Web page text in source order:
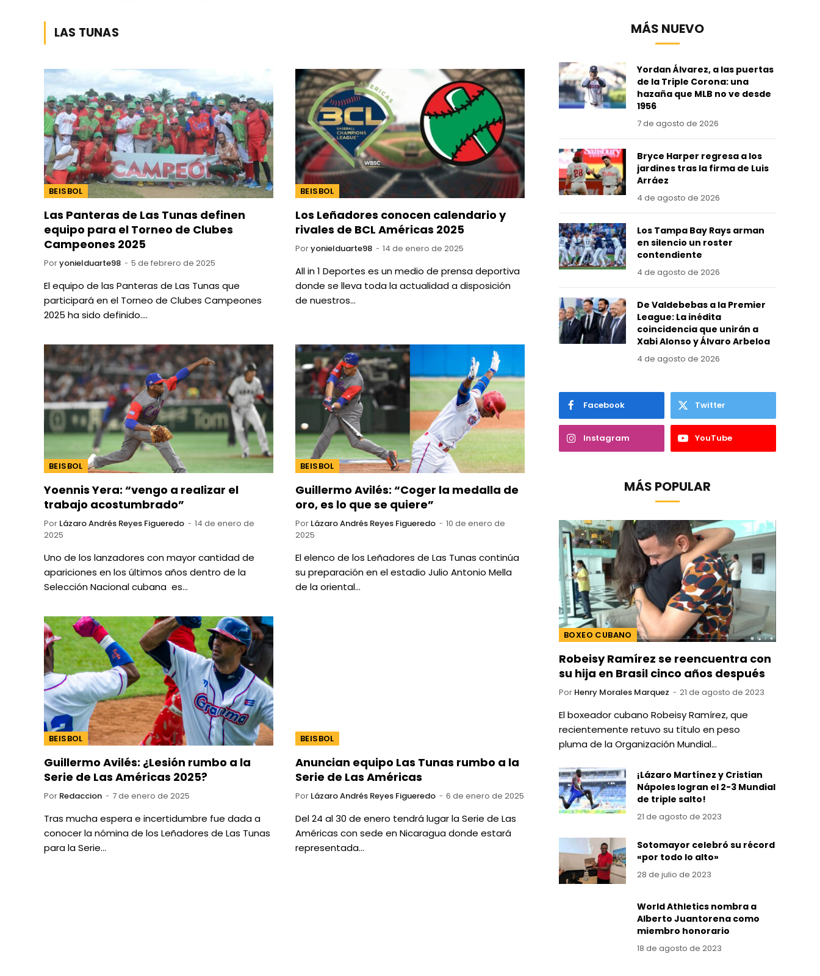
LAS TUNAS
BEISBOL
Las Panteras de Las Tunas definen
equipo para el Torneo de Clubes
Campeones 2025
Poryonielduarte98 5 de febrero de 2025
El equipo de las Panteras de Las Tunas que
participará en el Torneo de Clubes Campeones
2025 ha sido definido.…
BEISBOL
Los Leñadores conocen calendario y
rivales de BCL Américas 2025
Poryonielduarte98 14 de enero de 2025
All in 1 Deportes es un medio de prensa deportiva
donde se lleva toda la actualidad a disposición
de nuestros…
BEISBOL
Yoennis Yera: “vengo a realizar el
trabajo acostumbrado”
Por Lázaro Andrés Reyes Figueredo
14 de enero de
2025
Uno de los lanzadores con mayor cantidad de
apariciones en los últimos años dentro de la
Selección Nacional cubana es…
BEISBOL
Guillermo Avilés: “Coger la medalla de
oro, es lo que se quiere”
Por Lázaro Andrés Reyes Figueredo
10 de enero de
2025
El elenco de los Leñadores de Las Tunas continúa
su preparación en el estadio Julio Antonio Mella
de la oriental…
BEISBOL
Guillermo Avilés: ¿Lesión rumbo a la
Serie de Las Américas 2025?
Por Redaccion 7 de enero de 2025
Tras mucha espera e incertidumbre fue dada a
conocer la nómina de los Leñadores de Las Tunas
para la Serie…
BEISBOL
Anuncian equipo Las Tunas rumbo a la
Serie de Las Américas
Por Lázaro Andrés Reyes Figueredo 6 de enero de 2025
Del 24 al 30 de enero tendrá lugar la Serie de Las
Américas con sede en Nicaragua donde estará
representada…
MÁS NUEVO
Yordan Álvarez, a las puertas
de la Triple Corona: una
hazaña que MLB no ve desde
1956
7 de agosto de 2026
Bryce Harper regresa a los
jardines tras la firma de Luis
Arráez
4 de agosto de 2026
Los Tampa Bay Rays arman
en silencio un roster
contendiente
4 de agosto de 2026
De Valdebebas a la Premier
League: La inédita
coincidencia que unirán a
Xabi Alonso y Álvaro Arbeloa
4 de agosto de 2026
Facebook Twitter
Instagram YouTube
MÁS POPULAR
BOXEO CUBANO
Robeisy Ramírez se reencuentra con
su hija en Brasil cinco años después
Por Henry Morales Marquez 21 de agosto de 2023
El boxeador cubano Robeisy Ramírez, que
recientemente retuvo su título en peso
pluma de la Organización Mundial…
¡Lázaro Martínez y Cristian
Nápoles logran el 2-3 Mundial
de triple salto!
21 de agosto de 2023
Sotomayor celebró su récord
«por todo lo alto»
28 de julio de 2023
World Athletics nombra a
Alberto Juantorena como
miembro honorario
18 de agosto de 2023